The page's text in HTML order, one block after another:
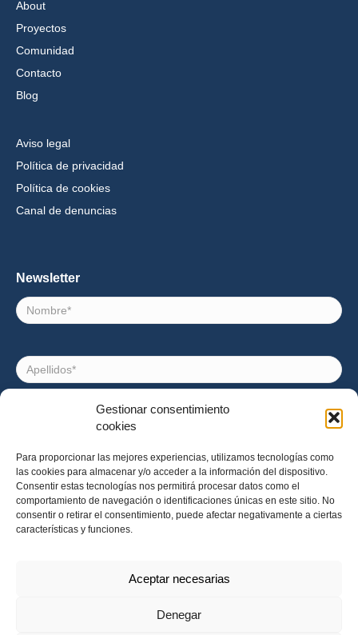
Gestionar consentimiento
cookies
Para proporcionar las mejores experiencias, utilizamos tecnologías como
las cookies para almacenar y/o acceder a la información del dispositivo.
Consentir estas tecnologías nos permitirá procesar datos como el
comportamiento de navegación o identificaciones únicas en este sitio. No
consentir o retirar el consentimiento, puede afectar negativamente a ciertas
características y funciones.
Aceptar necesarias
Denegar
About
Proyectos
Comunidad
Contacto
Blog
Aviso legal
Política de privacidad
Política de cookies
Canal de denuncias
Newsletter
Nombre
Apellidos
Consentimiento
Acepto recibir noticias e invitaciones a eventos de
Impact Hub Barcelona